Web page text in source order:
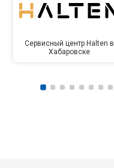
Сервисный центр Halten в
Хабаровске